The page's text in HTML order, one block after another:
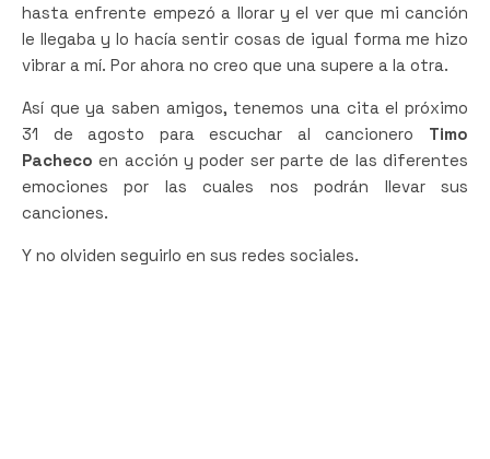
hasta enfrente empezó a llorar y el ver que mi canción
le llegaba y lo hacía sentir cosas de igual forma me hizo
vibrar a mí. Por ahora no creo que una supere a la otra.
Así que ya saben amigos, tenemos una cita el próximo
31 de agosto para escuchar al cancionero Timo
Pacheco en acción y poder ser parte de las diferentes
emociones por las cuales nos podrán llevar sus
canciones.
Y no olviden seguirlo en sus redes sociales.